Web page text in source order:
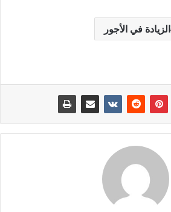
الزيادة في الأجور